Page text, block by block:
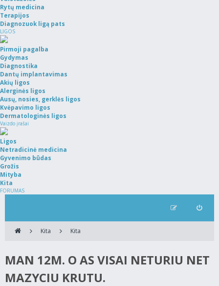
Rytų medicina
Terapijos
Diagnozuok ligą pats
LIGOS
Pirmoji pagalba
Gydymas
Diagnostika
Dantų implantavimas
Akių ligos
Alerginės ligos
Ausų, nosies, gerklės ligos
Kvėpavimo ligos
Dermatologinės ligos
Vaizdo įrašai
Ligos
Netradicinė medicina
Gyvenimo būdas
Grožis
Mityba
Kita
FORUMAS
Kita Kita
MAN 12M. O AS VISAI NETURIU NET
MAZYCIU KRUTU.